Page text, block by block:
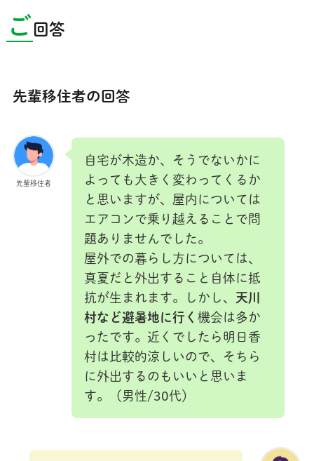
ご回答
先輩移住者の回答
先輩移住者
自宅が木造か、そうでないかに
よっても大きく変わってくるか
と思いますが、屋内については
エアコンで乗り越えることで問
題ありませんでした。
屋外での暮らし方については、
真夏だと外出すること自体に抵
抗が生まれます。しかし、 天川
村など避暑地に行く 機会は多か
ったです。近くでしたら明日香
村は比較的涼しいので、そちら
に外出するのもいいと思いま
す。（男性/30代）